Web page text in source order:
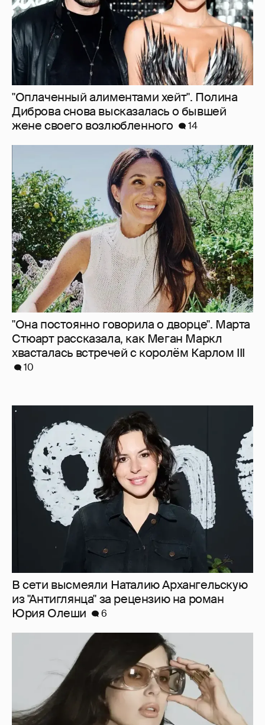
"Оплаченный алиментами хейт". Полина
Диброва снова высказалась о бывшей
жене своего возлюбленного
14
"Она постоянно говорила о дворце". Марта
Стюарт рассказала, как Меган Маркл
хвасталась встречей с королём Карлом III
10
В сети высмеяли Наталию Архангельскую
из "Антиглянца" за рецензию на роман
Юрия Олеши
6